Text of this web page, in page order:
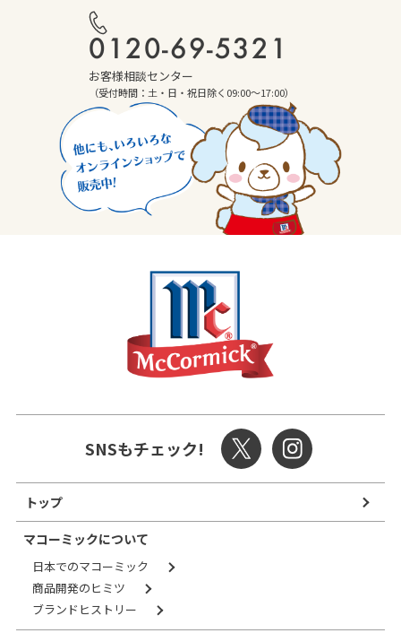
0120-69-5321
お客様相談センター
（受付時間：土・日・祝日除く09:00～17:00）
SNSもチェック!
トップ
マコーミックについて
日本でのマコーミック
商品開発のヒミツ
ブランドヒストリー